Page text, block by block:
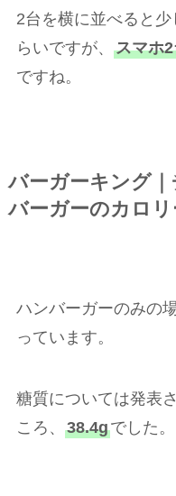
2台を横に並べると
らいですが、 スマホ
ですね。
バーガーキング
バーガーのカロリ
ハンバーガーのみの場
っています。
糖質については発表
ころ、 38.4gでした。